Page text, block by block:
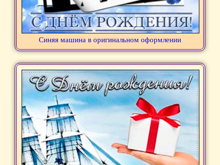
Синяя машина в оригинальном оформлении